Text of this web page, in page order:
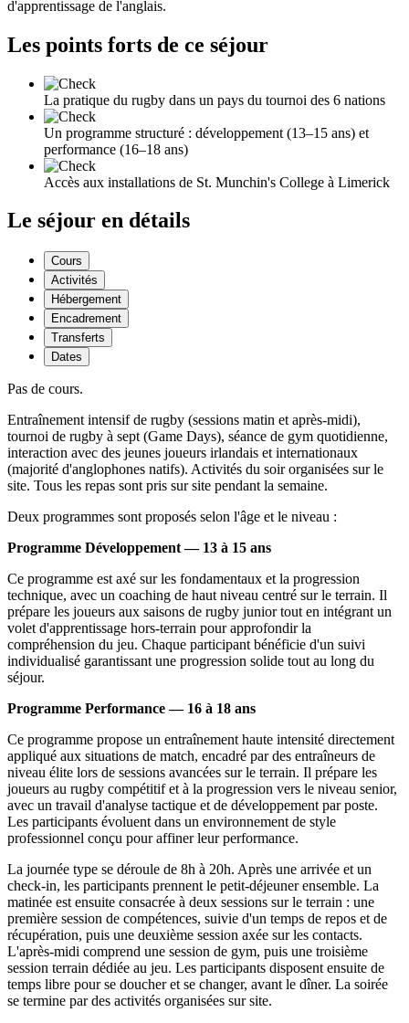
d'apprentissage de l'anglais.
Les points forts de ce séjour
La pratique du rugby dans un pays du tournoi des 6 nations
Un programme structuré : développement (13–15 ans) et
performance (16–18 ans)
Accès aux installations de St. Munchin's College à Limerick
Le séjour en détails
Cours
Activités
Hébergement
Encadrement
Transferts
Dates
Pas de cours.
Entraînement intensif de rugby (sessions matin et après-midi),
tournoi de rugby à sept (Game Days), séance de gym quotidienne,
interaction avec des jeunes joueurs irlandais et internationaux
(majorité d'anglophones natifs). Activités du soir organisées sur le
site. Tous les repas sont pris sur site pendant la semaine.
Deux programmes sont proposés selon l'âge et le niveau :
Programme Développement — 13 à 15 ans
Ce programme est axé sur les fondamentaux et la progression
technique, avec un coaching de haut niveau centré sur le terrain. Il
prépare les joueurs aux saisons de rugby junior tout en intégrant un
volet d'apprentissage hors-terrain pour approfondir la
compréhension du jeu. Chaque participant bénéficie d'un suivi
individualisé garantissant une progression solide tout au long du
séjour.
Programme Performance — 16 à 18 ans
Ce programme propose un entraînement haute intensité directement
appliqué aux situations de match, encadré par des entraîneurs de
niveau élite lors de sessions avancées sur le terrain. Il prépare les
joueurs au rugby compétitif et à la progression vers le niveau senior,
avec un travail d'analyse tactique et de développement par poste.
Les participants évoluent dans un environnement de style
professionnel conçu pour affiner leur performance.
La journée type se déroule de 8h à 20h. Après une arrivée et un
check-in, les participants prennent le petit-déjeuner ensemble. La
matinée est ensuite consacrée à deux sessions sur le terrain : une
première session de compétences, suivie d'un temps de repos et de
récupération, puis une deuxième session axée sur les contacts.
L'après-midi comprend une session de gym, puis une troisième
session terrain dédiée au jeu. Les participants disposent ensuite de
temps libre pour se doucher et se changer, avant le dîner. La soirée
se termine par des activités organisées sur site.